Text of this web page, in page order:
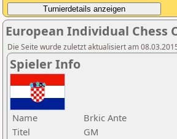
European Individual Chess
Die Seite wurde zuletzt aktualisiert am
Spieler Info
Name
Brkic Ante
Titel
GM